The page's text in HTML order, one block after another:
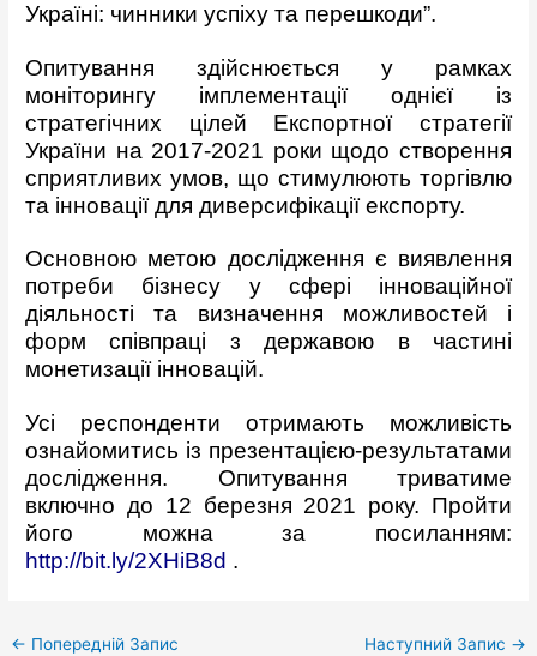
Україні: чинники успіху та перешкоди”.
Опитування здійснюється у рамках
моніторингу імплементації однієї із
стратегічних цілей Експортної стратегії
України на 2017-2021 роки щодо створення
сприятливих умов, що стимулюють торгівлю
та інновації для диверсифікації експорту.
Основною метою дослідження є виявлення
потреби бізнесу у сфері інноваційної
діяльності та визначення можливостей і
форм співпраці з державою в частині
монетизації інновацій.
Усі респонденти отримають можливість
ознайомитись із презентацією-результатами
дослідження. Опитування триватиме
включно до 12 березня 2021 року. Пройти
його можна за посиланням:
http://bit.ly/2XHiB8d .
← Попередній Запис Наступний Запис →